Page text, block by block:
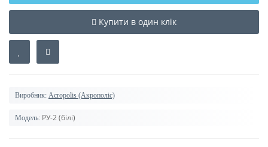
Купити в один клік
Виробник: Acropolis (Акрополіс)
Модель: РУ-2 (білі)